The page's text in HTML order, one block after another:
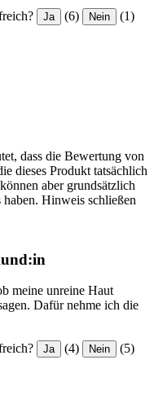
Ja (6) Nein (1)
dass die Bewertung von
dieses Produkt tatsächlich
aber grundsätzlich
Hinweis schließen
meine unreine Haut
Dafür nehme ich die
Ja (4) Nein (5)